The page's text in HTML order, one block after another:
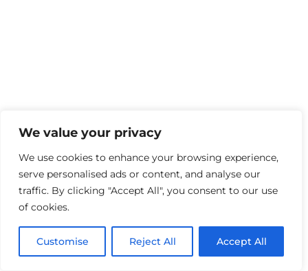
We value your privacy
We use cookies to enhance your browsing experience,
serve personalised ads or content, and analyse our
traffic. By clicking "Accept All", you consent to our use
of cookies.
Customise Reject All Accept All